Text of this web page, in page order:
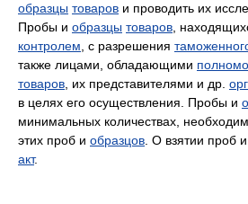
образцы товаров и проводить их
Пробы и образцы товаров ,
контролем , с разрешения
также лицами, обладающими
товаров , их представителями и др.
в целях его осуществления. Пробы и
минимальных количествах,
этих проб и образцов . О взятии проб и
акт.